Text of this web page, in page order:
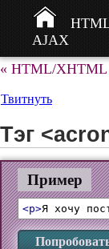
AJAX
« HTML/XHTML
Твитнуть
Тэг
Пример
<p>Я хочу